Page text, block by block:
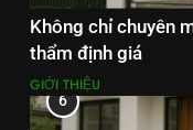
Không chỉ chuyên
thẩm định giá
GIỚI THIỆU
6